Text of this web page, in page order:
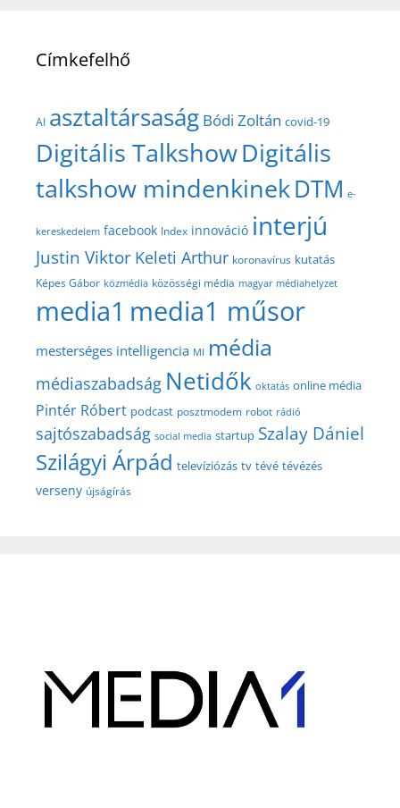
Címkefelhő
AI asztaltársaság Bódi Zoltán covid-19
Digitális TalkshowDigitális
talkshow mindenkinekDTM e-
kereskedelem facebook Index innováció interjú
Justin Viktor Keleti Arthur koronavírus kutatás
Képes Gábor közmédia közösségi média magyar médiahelyzet
media1 media1 műsor
mesterséges intelligencia MI média
médiaszabadság Netidők oktatás online média
Pintér Róbert podcast posztmodem robot rádió
sajtószabadság social media startup Szalay Dániel
Szilágyi Árpád televíziózás tv tévé tévézés
verseny újságírás